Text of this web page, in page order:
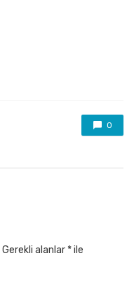
0
Gerekli alanlar *ile